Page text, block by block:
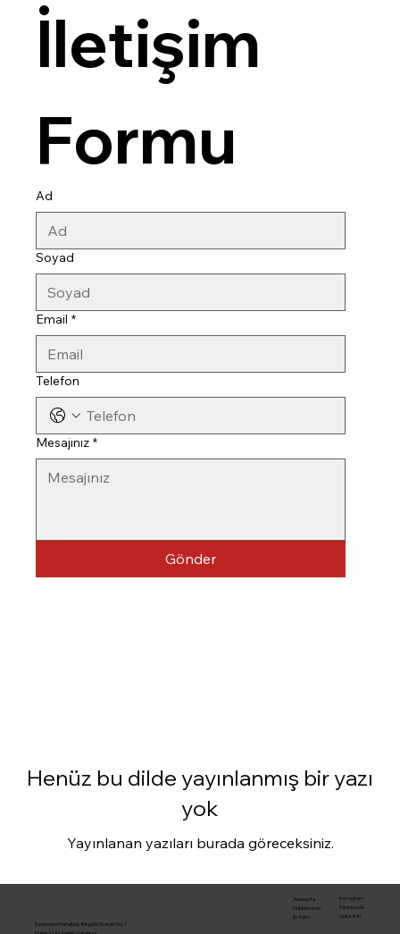
İletişim
Formu
Ad
Soyad
Email *
Telefon
Mesajınız *
Gönder
Henüz bu dilde yayınlanmış bir yazı
yok
Yayınlanan yazıları burada göreceksiniz.
Esatpaşa Mahallasi, Bingök Sokak No:1
Anasayfa
Hakkımızda
İletişim
Instagram
Facebook
Linked.in